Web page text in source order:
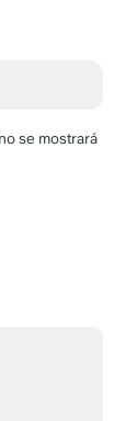
se mostrará